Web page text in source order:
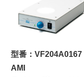
型番：VF204A0167
AMI